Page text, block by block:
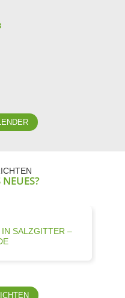
SALZGITTER –
für unsere DGL-